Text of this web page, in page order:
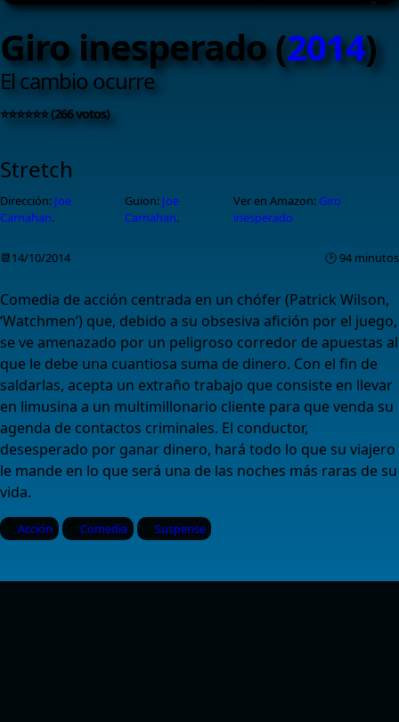
Giro inesperado (2014)
El cambio ocurre
⭐⭐⭐⭐⭐⭐ (266 votos)
Stretch
Dirección: Joe
Carnahan.
Guion: Joe
Carnahan.
Ver en Amazon:Giro
inesperado
📆14/10/2014 🕑 94 minutos
Comedia de acción centrada en un chófer (Patrick Wilson,
‘Watchmen’) que, debido a su obsesiva afición por el juego,
se ve amenazado por un peligroso corredor de apuestas al
que le debe una cuantiosa suma de dinero. Con el fin de
saldarlas, acepta un extraño trabajo que consiste en llevar
en limusina a un multimillonario cliente para que venda su
agenda de contactos criminales. El conductor,
desesperado por ganar dinero, hará todo lo que su viajero
le mande en lo que será una de las noches más raras de su
vida.
Acción Comedia Suspense